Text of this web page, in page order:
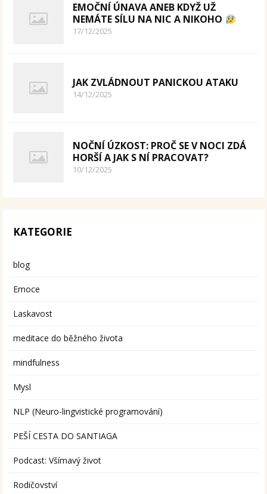
EMOČNÍ ÚNAVA ANEB KDYŽ UŽ
NEMÁTE SÍLU NA NIC A NIKOHO
17/12/2025
JAK ZVLÁDNOUT PANICKOU ATAKU
14/12/2025
NOČNÍ ÚZKOST: PROČ SE V NOCI ZDÁ
HORŠÍ A JAK S NÍ PRACOVAT?
10/12/2025
KATEGORIE
blog
Emoce
Laskavost
meditace do běžného života
mindfulness
Mysl
NLP (Neuro-lingvistické programování)
PEŠÍ CESTA DO SANTIAGA
Podcast: Všímavý život
Rodičovství